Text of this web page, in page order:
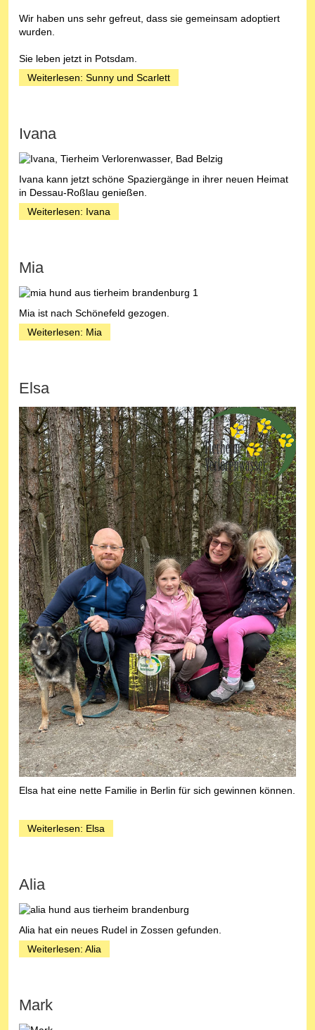
Wir haben uns sehr gefreut, dass sie gemeinsam adoptiert
wurden.
Sie leben jetzt in Potsdam.
Weiterlesen: Sunny und Scarlett
Ivana
Ivana kann jetzt schöne Spaziergänge in ihrer neuen Heimat
in Dessau-Roßlau genießen.
Weiterlesen: Ivana
Mia
Mia ist nach Schönefeld gezogen.
Weiterlesen: Mia
Elsa
Elsa hat eine nette Familie in Berlin für sich gewinnen können.
Weiterlesen: Elsa
Alia
Alia hat ein neues Rudel in Zossen gefunden.
Weiterlesen: Alia
Mark